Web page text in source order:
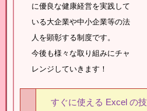
に優良な健康経営を実践して
いる大企業や中小企業等の法
人を顕彰する制度です。
今後も様々な取り組みにチャ
レンジしていきます！
すぐに使える Excel の技